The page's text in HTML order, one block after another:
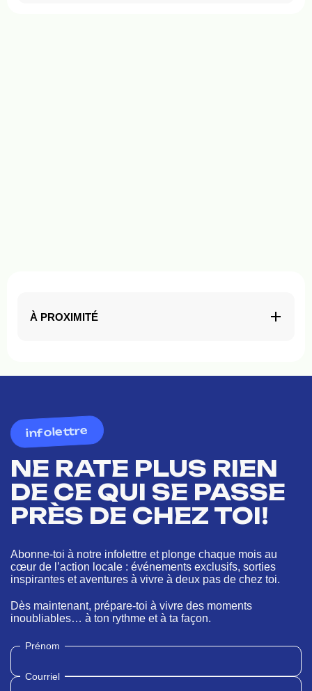
À PROXIMITÉ
infolettre
NE RATE PLUS RIEN
DE CE QUI SE PASSE
PRÈS DE CHEZ TOI!
Abonne-toi à notre infolettre et plonge chaque mois au
cœur de l’action locale : événements exclusifs, sorties
inspirantes et aventures à vivre à deux pas de chez toi.
Dès maintenant, prépare-toi à vivre des moments
inoubliables… à ton rythme et à ta façon.
Prénom
Courriel